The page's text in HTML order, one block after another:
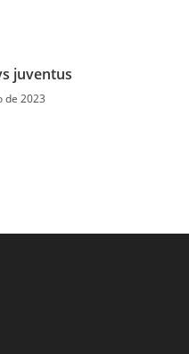
juventus
de 2023